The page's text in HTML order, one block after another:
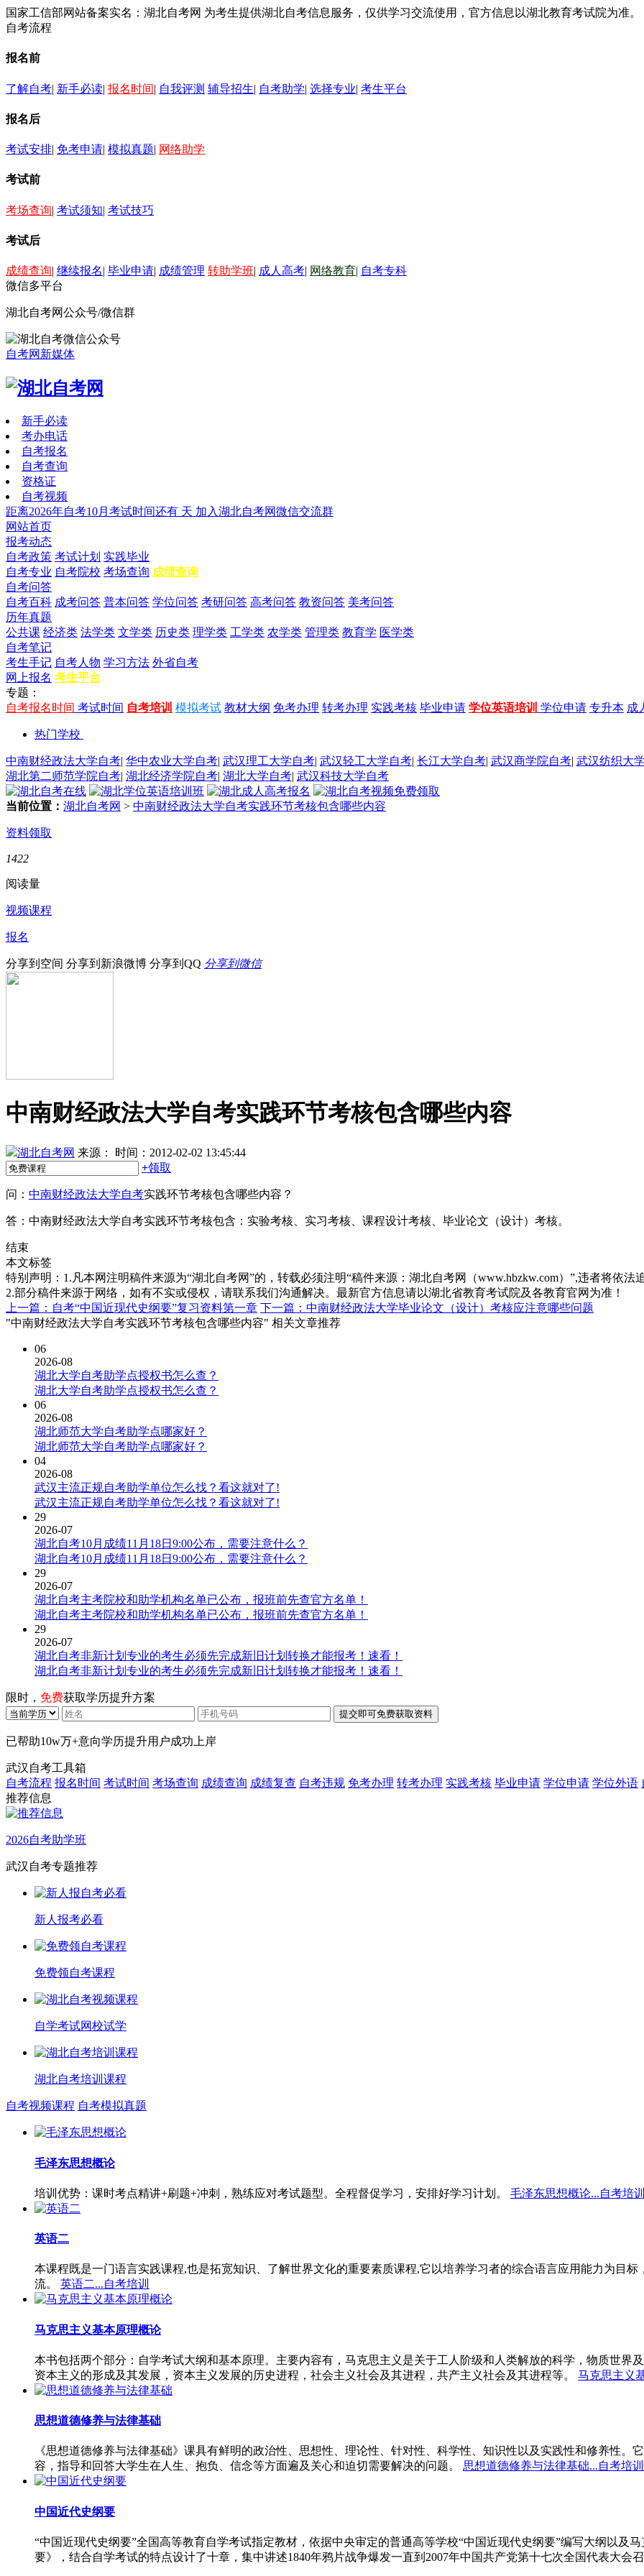
国家工信部网站备案实名：湖北自考网 为考生提供湖北自考信息服务，仅供学习交流使用，官方信息以湖北教育考试院为准。
自考流程
报名前
了解自考| 新手必读| 报名时间| 自我评测 辅导招生| 自考助学| 选择专业| 考生平台
报名后
考试安排| 免考申请| 模拟真题| 网络助学
考试前
考场查询| 考试须知| 考试技巧
考试后
成绩查询| 继续报名| 毕业申请| 成绩管理 转助学班| 成人高考| 网络教育| 自考专科
微信多平台
湖北自考网公众号/微信群
自考网新媒体
新手必读
考办电话
自考报名
自考查询
资格证
自考视频
距离2026年自考10月考试时间还有 天 加入湖北自考网微信交流群
网站首页
报考动态
自考政策 考试计划 实践毕业
自考专业 自考院校 考场查询 成绩查询
自考问答
自考百科 成考问答 普本问答 学位问答 考研问答 高考问答 教资问答 美考问答
历年真题
公共课 经济类 法学类 文学类 历史类 理学类 工学类 农学类 管理类 教育学 医学类
自考笔记
考生手记 自考人物 学习方法 外省自考
网上报名 考生平台
专题：
自考报名时间 考试时间 自考培训 模拟考试 教材大纲 免考办理 转考办理 实践考核 毕业申请 学位英语培训 学位申请 专升本 成
热门学校
中南财经政法大学自考| 华中农业大学自考| 武汉理工大学自考| 武汉轻工大学自考| 长江大学自考| 武汉商学院自考| 武汉纺织大
湖北第二师范学院自考| 湖北经济学院自考| 湖北大学自考| 武汉科技大学自考
当前位置： 湖北自考网 > 中南财经政法大学自考实践环节考核包含哪些内容
资料领取
1422
阅读量
视频课程
报名
分享到空间 分享到新浪微博 分享到QQ 分享到微信
中南财经政法大学自考实践环节考核包含哪些内容
湖北自考网 来源：
时间：2012-02-02 13:45:44
+领取
问： 中南财经政法大学自考实践环节考核包含哪些内容？
答：中南财经政法大学自考实践环节考核包含：实验考核、实习考核、课程设计考核、毕业论文（设计）考核。
结束
本文标签
特别声明：1.凡本网注明稿件来源为“湖北自考网”的，转载必须注明“稿件来源：湖北自考网（www.hbzkw.com）”,违者将依法
2.部分稿件来源于网络，如有不实或侵权，请联系我们沟通解决。最新官方信息请以湖北省教育考试院及各教育官网为准！
上一篇：自考“中国近现代史纲要”复习资料第一章 下一篇：中南财经政法大学毕业论文（设计）考核应注意哪些问题
"中南财经政法大学自考实践环节考核包含哪些内容" 相关文章推荐
06
2026-08
湖北大学自考助学点授权书怎么查？
湖北大学自考助学点授权书怎么查？
06
2026-08
湖北师范大学自考助学点哪家好？
湖北师范大学自考助学点哪家好？
04
2026-08
武汉主流正规自考助学单位怎么找？看这就对了!
武汉主流正规自考助学单位怎么找？看这就对了!
29
2026-07
湖北自考10月成绩11月18日9:00公布，需要注意什么？
湖北自考10月成绩11月18日9:00公布，需要注意什么？
29
2026-07
湖北自考主考院校和助学机构名单已公布，报班前先查官方名单！
湖北自考主考院校和助学机构名单已公布，报班前先查官方名单！
29
2026-07
湖北自考非新计划专业的考生必须先完成新旧计划转换才能报考！速看！
湖北自考非新计划专业的考生必须先完成新旧计划转换才能报考！速看！
限时， 免费获取学历提升方案
已帮助10w万+意向学历提升用户成功上岸
武汉自考工具箱
自考流程 报名时间 考试时间 考场查询 成绩查询 成绩复查 自考违规 免考办理 转考办理 实践考核 毕业申请 学位申请 学位外语
推荐信息
2026自考助学班
武汉自考专题推荐
新人报考必看
免费领自考课程
自学考试网校试学
湖北自考培训课程
自考视频课程 自考模拟真题
毛泽东思想概论
培训优势：课时考点精讲+刷题+冲刺，熟练应对考试题型。全程督促学习，安排好学习计划。 毛泽东思想概论...自考培训
英语二
本课程既是一门语言实践课程,也是拓宽知识、了解世界文化的重要素质课程,它以培养学习者的综合语言应用能力为目
流。
英语二...自考培训
马克思主义基本原理概论
本书包括两个部分：自学考试大纲和基本原理。主要内容有，马克思主义是关于工人阶级和人类解放的科学，物质世界
资本主义的形成及其发展，资本主义发展的历史进程，社会主义社会及其进程，共产主义社会及其进程等。
马克思主义
思想道德修养与法律基础
《思想道德修养与法律基础》课具有鲜明的政治性、思想性、理论性、针对性、科学性、知识性以及实践性和修养性。
容，指导和回答大学生在人生、抱负、信念等方面遍及关心和迫切需要解决的问题。
思想道德修养与法律基础...自考培训
中国近代史纲要
“中国近现代史纲要”全国高等教育自学考试指定教材，依据中央审定的普通高等学校“中国近现代史纲要”编写大纲以及
要》，结合自学考试的特点设计了十章，集中讲述1840年鸦片战争爆发一直到2007年中国共产党第十七次全国代表大会